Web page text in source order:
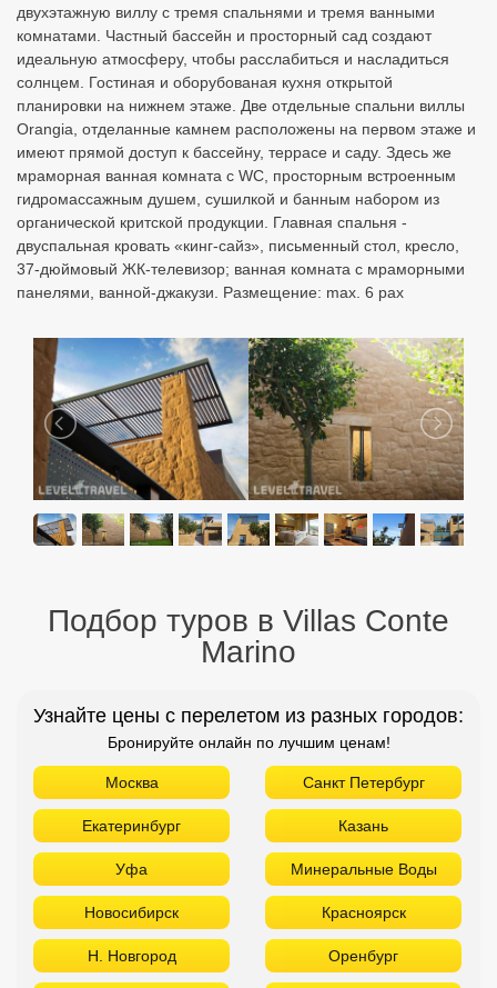
двухэтажную виллу с тремя спальнями и тремя ванными
комнатами. Частный бассейн и просторный сад создают
идеальную атмосферу, чтобы расслабиться и насладиться
солнцем. Гостиная и оборубованая кухня открытой
планировки на нижнем этаже. Две отдельные спальни виллы
Orangia, отделанные камнем расположены на первом этаже и
имеют прямой доступ к бассейну, террасе и саду. Здесь же
мраморная ванная комната с WC, просторным встроенным
гидромассажным душем, cушилкой и банным набором из
органической критской продукции. Главная спальня -
двуспальная кровать «кинг-сайз», письменный стол, кресло,
37-дюймовый ЖК-телевизор; ванная комната с мраморными
панелями, ванной-джакузи. Размещение: max. 6 pax
Подбор туров в Villas Conte
Marino
Узнайте цены с перелетом из разных городов:
Бронируйте онлайн по лучшим ценам!
Москва Санкт Петербург
Екатеринбург Казань
Уфа Минеральные Воды
Новосибирск Красноярск
Н. Новгород Оренбург